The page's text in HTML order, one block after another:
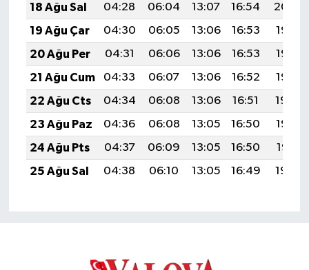
18 Ağu Sal
04:28 06:04 13:07 16:54
20:00
19 Ağu Çar
04:30 06:05 13:06 16:53
19:58
20 Ağu Per
04:31 06:06 13:06 16:53
19:57
21 Ağu Cum
04:33 06:07 13:06 16:52
19:55
22 Ağu Cts
04:34 06:08 13:06 16:51
19:54
23 Ağu Paz
04:36 06:08 13:05 16:50
19:52
24 Ağu Pts
04:37 06:09 13:05 16:50
19:51
25 Ağu Sal
04:38 06:10 13:05 16:49 19:49